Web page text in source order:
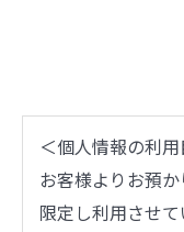
＜個人情報の利
お客様よりお預
限定し利用させて